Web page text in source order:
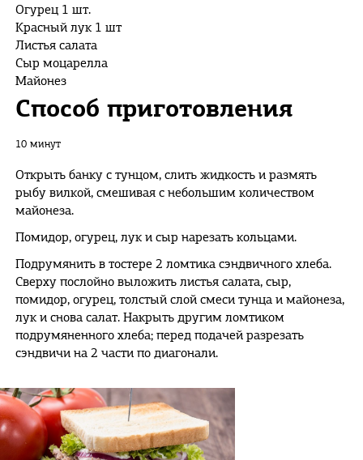
Огурец 1 шт.
Красный лук 1 шт
Листья салата
Сыр моцарелла
Майонез
Способ приготовления
10 минут
Открыть банку с тунцом, слить жидкость и размять
рыбу вилкой, смешивая с небольшим количеством
майонеза.
Помидор, огурец, лук и сыр нарезать кольцами.
Подрумянить в тостере 2 ломтика сэндвичного хлеба.
Сверху послойно выложить листья салата, сыр,
помидор, огурец, толстый слой смеси тунца и майонеза,
лук и снова салат. Накрыть другим ломтиком
подрумяненного хлеба; перед подачей разрезать
сэндвичи на 2 части по диагонали.